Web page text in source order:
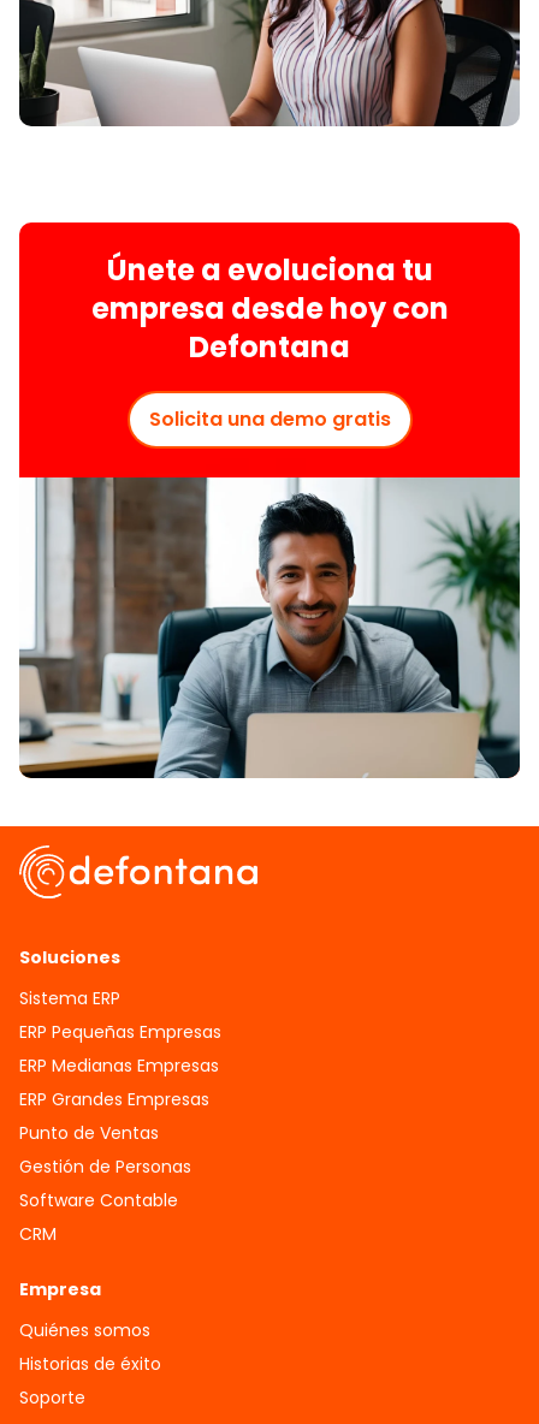
Únete a evoluciona tu
empresa desde hoy con
Defontana
Solicita una demo gratis
Soluciones
Sistema ERP
ERP Pequeñas Empresas
ERP Medianas Empresas
ERP Grandes Empresas
Punto de Ventas
Gestión de Personas
Software Contable
CRM
Empresa
Quiénes somos
Historias de éxito
Soporte